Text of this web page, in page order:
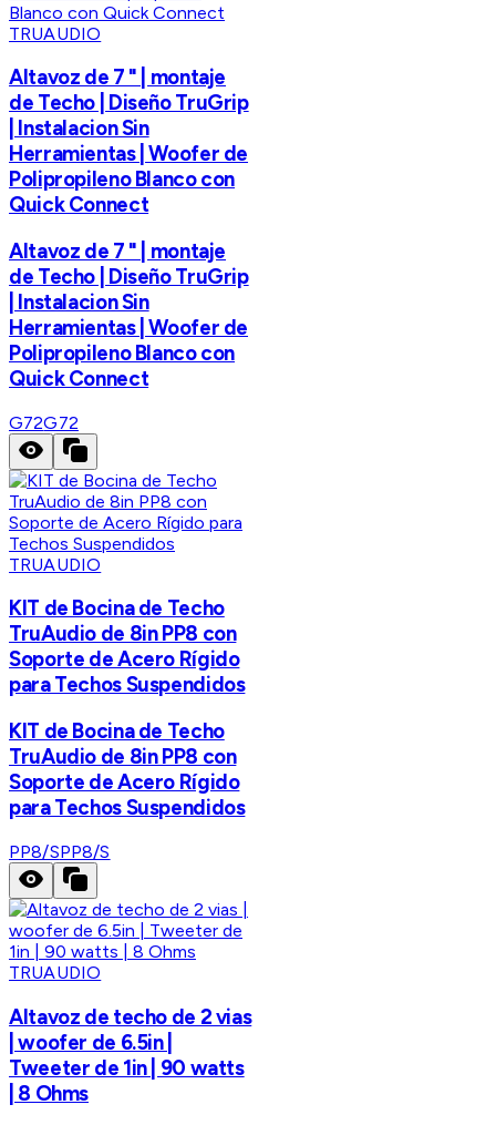
TRUAUDIO
Altavoz de 7 " | montaje
de Techo | Diseño TruGrip
| Instalacion Sin
Herramientas | Woofer de
Polipropileno Blanco con
Quick Connect
Altavoz de 7 " | montaje
de Techo | Diseño TruGrip
| Instalacion Sin
Herramientas | Woofer de
Polipropileno Blanco con
Quick Connect
G72G72
TRUAUDIO
KIT de Bocina de Techo
TruAudio de 8in PP8 con
Soporte de Acero Rígido
para Techos Suspendidos
KIT de Bocina de Techo
TruAudio de 8in PP8 con
Soporte de Acero Rígido
para Techos Suspendidos
PP8/SPP8/S
TRUAUDIO
Altavoz de techo de 2 vias
| woofer de 6.5in |
Tweeter de 1in | 90 watts
| 8 Ohms